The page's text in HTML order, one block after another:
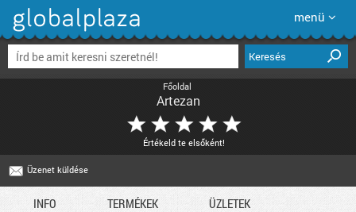
menü
Keresés
Főoldal
Artezan
Értékeld te elsőként!
Üzenet küldése
INFO TERMÉKEK ÜZLETEK
E-mail